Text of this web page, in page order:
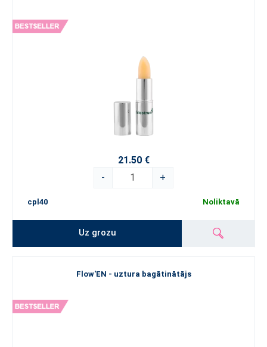
21.50 €
-
+
cpl40 Noliktavā
Uz grozu
Flow'EN - uztura bagātinātājs